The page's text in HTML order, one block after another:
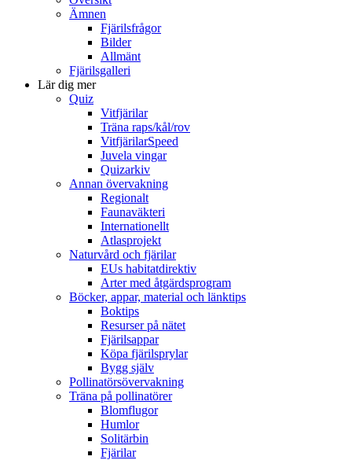
Ämnen
Fjärilsfrågor
Bilder
Allmänt
Fjärilsgalleri
Lär dig mer
Quiz
Vitfjärilar
Träna raps/kål/rov
VitfjärilarSpeed
Juvela vingar
Quizarkiv
Annan övervakning
Regionalt
Faunaväkteri
Internationellt
Atlasprojekt
Naturvård och fjärilar
EUs habitatdirektiv
Arter med åtgärdsprogram
Böcker, appar, material och länktips
Boktips
Resurser på nätet
Fjärilsappar
Köpa fjärilsprylar
Bygg själv
Pollinatörsövervakning
Träna på pollinatörer
Blomflugor
Humlor
Solitärbin
Fjärilar